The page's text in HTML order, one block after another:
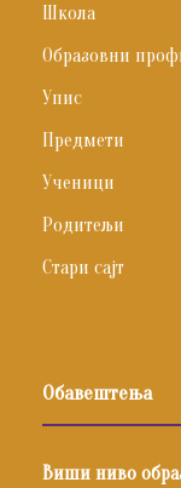
Школа
Образовни
Упис
Предмети
Ученици
Родитељи
Стари сајт
Обавештења
Виши ниво